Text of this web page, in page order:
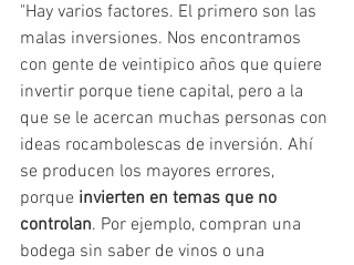
"Hay varios factores. El primero son las
malas inversiones. Nos encontramos
con gente de veintipico años que quiere
invertir porque tiene capital, pero a la
que se le acercan muchas personas con
ideas rocambolescas de inversión. Ahí
se producen los mayores errores,
porque invierten en temas que no
controlan. Por ejemplo, compran una
bodega sin saber de vinos o una